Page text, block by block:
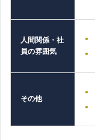
人間関係・社
員の雰囲気
その他